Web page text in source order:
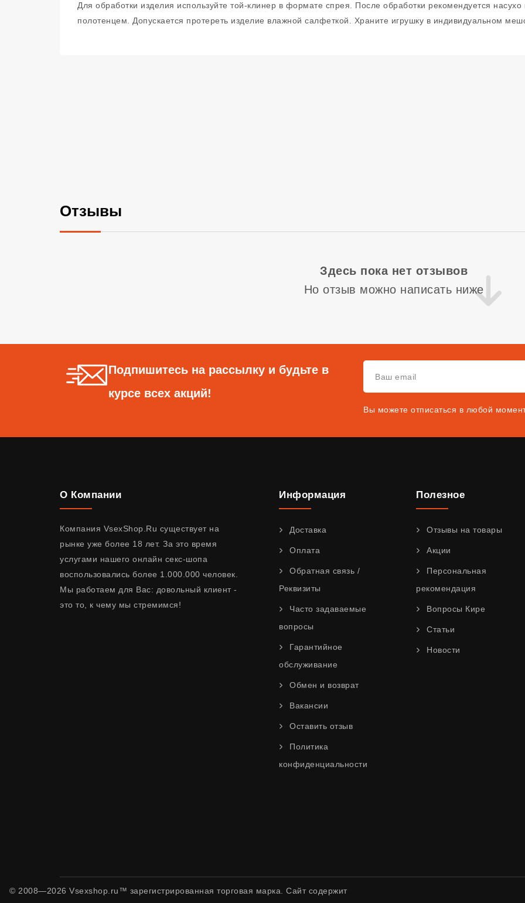
Для обработки изделия используйте той-клинер в формате спрея. После обработки рекомендуется
полотенцем. Допускается протереть изделие влажной салфеткой. Храните игрушку в индивидуальном
Отзывы
Здесь пока нет отзывов
Но отзыв можно написать ниже
Подпишитесь на рассылку и будьте в
курсе всех акций!
Вы можете отписаться в любой
О Компании
Компания VsexShop.Ru существует на
рынке уже более 18 лет. За это время
услугами нашего онлайн секс-шопа
воспользовались более 1.000.000 человек.
Мы работаем для Вас: довольный клиент -
это то, к чему мы стремимся!
Информация
Доставка
Оплата
Обратная связь /
Реквизиты
Часто задаваемые
вопросы
Гарантийное
обслуживание
Обмен и возврат
Вакансии
Оставить отзыв
Политика
конфиденциальности
Полезное
Отзывы на товары
Акции
Персональная
рекомендация
Вопросы Кире
Статьи
Новости
© 2008—2026 Vsexshop.ru™ зарегистрированная торговая марка. Сайт содержит